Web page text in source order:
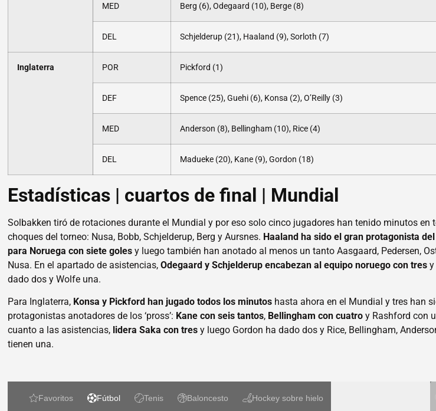
MED Berg (6), Odegaard (10), Berge (8)
DEL Schjelderup (21), Haaland (9), Sorloth (7)
Inglaterra POR Pickford (1)
DEF Spence (25), Guehi (6), Konsa (2), O’Reilly (3)
MED Anderson (8), Bellingham (10), Rice (4)
DEL Madueke (20), Kane (9), Gordon (18)
Estadísticas | cuartos de final | Mundial
Solbakken tiró de rotaciones durante el Mundial y por eso solo cinco jugadores han tenido minutos en
choques del torneo: Nusa, Bobb, Schjelderup, Berg y Aursnes. Haaland ha sido el gran protagonista
para Noruega con siete goles y luego también han anotado al menos un tanto Aasgaard, Pedersen,
Nusa. En el apartado de asistencias,Odegaard y Schjelderup encabezan al equipo noruego con tres y
dado dos y Wolfe una.
Para Inglaterra, Konsa y Pickford han jugado todos los minutos hasta ahora en el Mundial y tres han
protagonistas anotadores de los ‘pross’: Kane con seis tantos, Bellingham con cuatro y Rashford con
cuanto a las asistencias, lidera Saka con tres y luego Gordon ha dado dos y Rice, Bellingham,
tienen una.